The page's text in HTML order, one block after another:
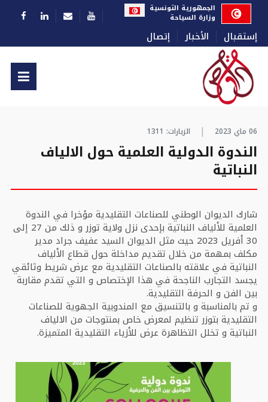
إستقبال الأخبار إتصال
اختر لغتكالجمهورية التونسية
وزارة السياحة
06 ماي 2023 الزيارات: 1311
الندوة الدولية العلمية حول الالياف
النباتية
شارك الديوان الوطني للصناعات التقليدية مؤخرا في الندوة
العلمية للألياف النباتية بإحدى نزل ولاية توزر و ذلك من 27 إلى
30 أفريل 2023 حيث مثل الديوان السيد عفيف جراد مدير
مكلف بمهمة من خلال تقديم مداخلة حول قطاع الألياف
النباتية في علاقته بالصناعات التقليدية مع عرض شريط وثائقي
يجسد التجارب الناجحة في هذا الإختصاص و التي تقدم مقاربة
بين الفن و الحرفة التقليدية.
و تم بالمناسبة و بالتنسيق مع المندوبية الجهوية للصناعات
التقليدية بتوزر تنظيم لمعرض خاص بمنتوجات من الالياف
النباتية و تخلل التظاهرة عرض للأزياء التقليدية المتميزة.